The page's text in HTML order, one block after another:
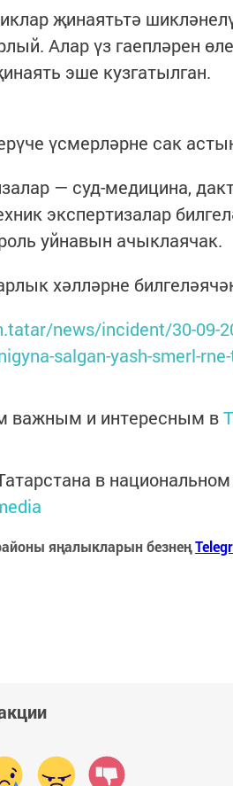
җинаятьтә
Алар үз гаепләрен
эше кузгатылган.
үсмерләрне сак
— суд-медицина,
экспертизалар
уйнавын ачыклаячак.
хәлләрне
news/incident/30-09-
salgan-yash-smerl-
важным и интересным в
в
яңалыкларын безнең